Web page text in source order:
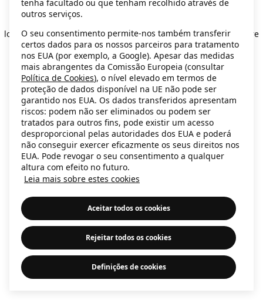
Application error: a client-side exception has occurred
loadingsecondhand.ikea.com (see the browser console for more
information).
tenha facultado ou que tenham recolhido através de
outros serviços.
O seu consentimento permite-nos também transferir
certos dados para os nossos parceiros para tratamento
nos EUA (por exemplo, a Google). Apesar das medidas
mais abrangentes da Comissão Europeia (consultar
Política de Cookies), o nível elevado em termos de
proteção de dados disponível na UE não pode ser
garantido nos EUA. Os dados transferidos apresentam
riscos: podem não ser eliminados ou podem ser
tratados para outros fins, pode existir um acesso
desproporcional pelas autoridades dos EUA e poderá
não conseguir exercer eficazmente os seus direitos nos
EUA. Pode revogar o seu consentimento a qualquer
altura com efeito no futuro.
Leia mais sobre estes cookies
Aceitar todos os cookies
Rejeitar todos os cookies
Definições de cookies